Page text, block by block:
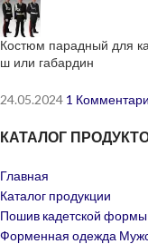
Костюм парадный для
ш или габардин
24.05.2024 1
КАТАЛОГ
Главная
Каталог продукции
Пошив кадетской формы
Форменная одежда